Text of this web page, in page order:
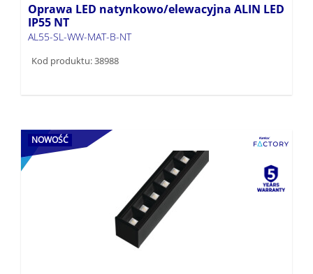
Oprawa LED natynkowo/elewacyjna ALIN LED
IP55 NT
AL55-SL-WW-MAT-B-NT
Kod produktu: 38988
NOWOŚĆ